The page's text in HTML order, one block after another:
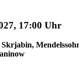
17:00 Uhr